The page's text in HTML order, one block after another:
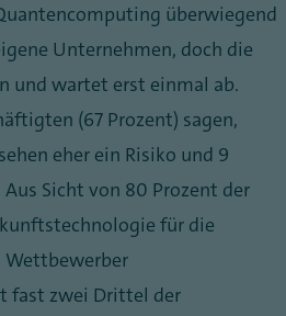
überwiegend
Unternehmen, doch die
und wartet erst einmal ab.
(67 Prozent) sagen,
eher ein Risiko und 9
Sicht von 80 Prozent der
für die
Wettbewerber
fast zwei Drittel der